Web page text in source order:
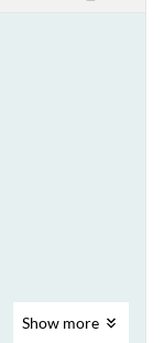
Show more